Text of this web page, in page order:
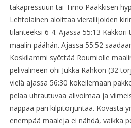
takapressuun tai Timo Paakkisen
Lehtolainen aloittaa vierailijoiden
tilanteeksi 6-4. Ajassa 55:13
maalin päähän. Ajassa 55:52
Koskilammi syöttää Roumiolle
pelivälineen ohi Jukka Rahkon (32
vielä ajassa 56:30 kokeilemaan
pelaa uhrautuvaa alivoimaa ja
nappaa pari kilpitorjuntaa. Kovasta
enempää maaleja ei nähdä, vaikka